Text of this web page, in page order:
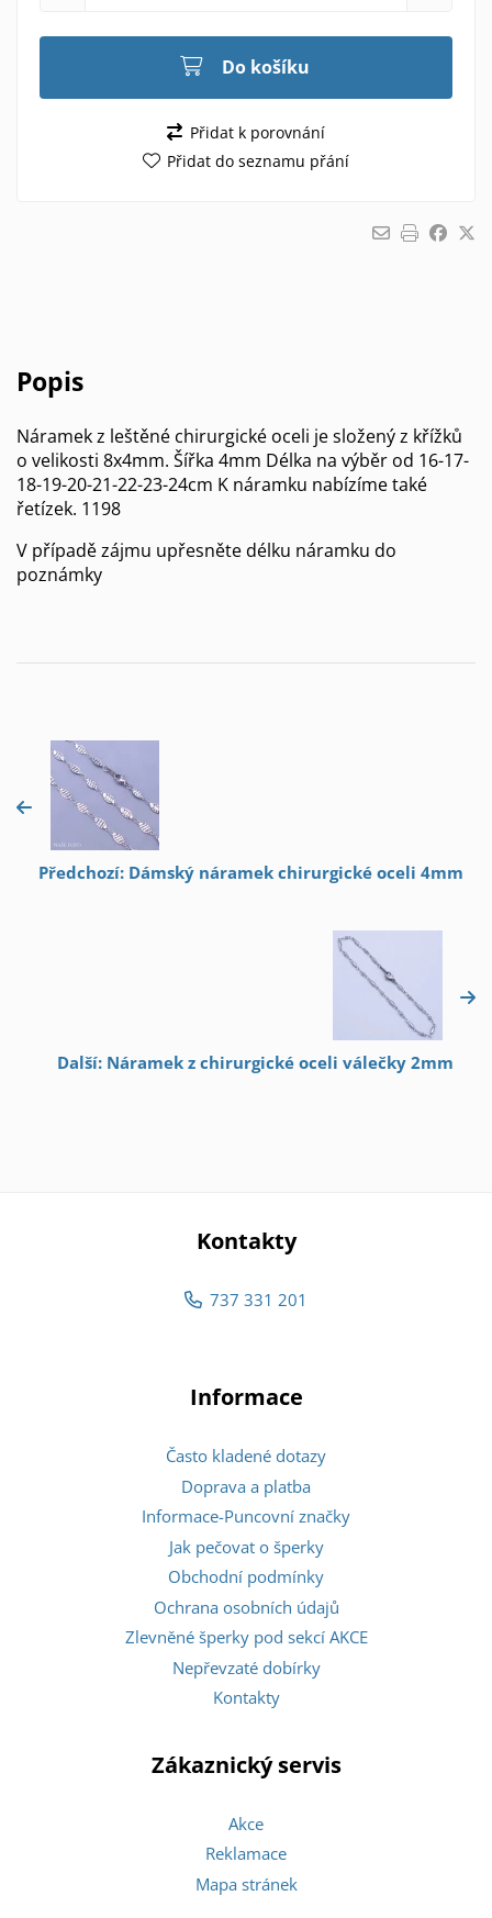
Do košíku
Přidat k porovnání
Přidat do seznamu přání
Popis
Náramek z leštěné chirurgické oceli je složený z křížků
o velikosti 8x4mm. Šířka 4mm Délka na výběr od 16-17-
18-19-20-21-22-23-24cm K náramku nabízíme také
řetízek. 1198
V případě zájmu upřesněte délku náramku do
poznámky
Předchozí: Dámský náramek chirurgické oceli 4mm
Další: Náramek z chirurgické oceli válečky 2mm
Kontakty
737 331 201
Informace
Často kladené dotazy
Doprava a platba
Informace-Puncovní značky
Jak pečovat o šperky
Obchodní podmínky
Ochrana osobních údajů
Zlevněné šperky pod sekcí AKCE
Nepřevzaté dobírky
Kontakty
Zákaznický servis
Akce
Reklamace
Mapa stránek